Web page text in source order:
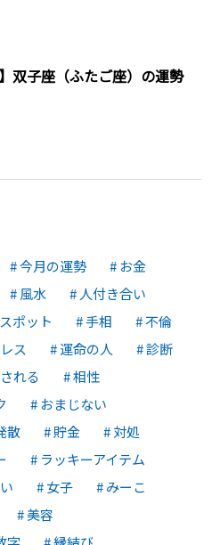
双子座（ふたご座）の運勢
今月の運勢
お金
風水
人付き合い
ポット 手相
不倫
ス 運命の人
診断
れる
相性
おまじない
散 貯金
対処
ラッキーアイテム
女子
みーこ
美容